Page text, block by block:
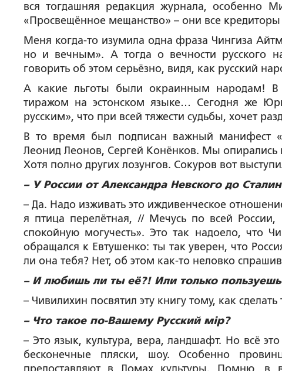
вся тогдашняя редакция журнала, особенно
«Просвещённое мещанство» – они все кредиторы
Меня когда-то изумила одна фраза Чингиза
но и вечным». А тогда о вечности русского
говорить об этом серьёзно, видя, как русский
А какие льготы были окраинным народам! В
тиражом на эстонском языке… Сегодня же
русским», что при всей тяжести судьбы, хочет
В то время был подписан важный манифест
Леонид Леонов, Сергей Конёнков. Мы опирались
Хотя полно других лозунгов. Сокуров вот
– У России от Александра Невского до
– Да. Надо изживать это иждивенческое
я птица перелётная, // Мечусь по всей
спокойную могучесть». Это так надоело, что
обращался к Евтушенко: ты так уверен, что
ли она тебя? Нет, об этом как-то неловко
– И любишь ли ты её?! Или только
– Чивилихин посвятил эту книгу тому, как
– Что такое по-Вашему Русский мiр?
– Это язык, культура, вера, ландшафт. Но всё
бесконечные пляски, шоу. Особенно
предоставляют в Домах культуры. Помню, в